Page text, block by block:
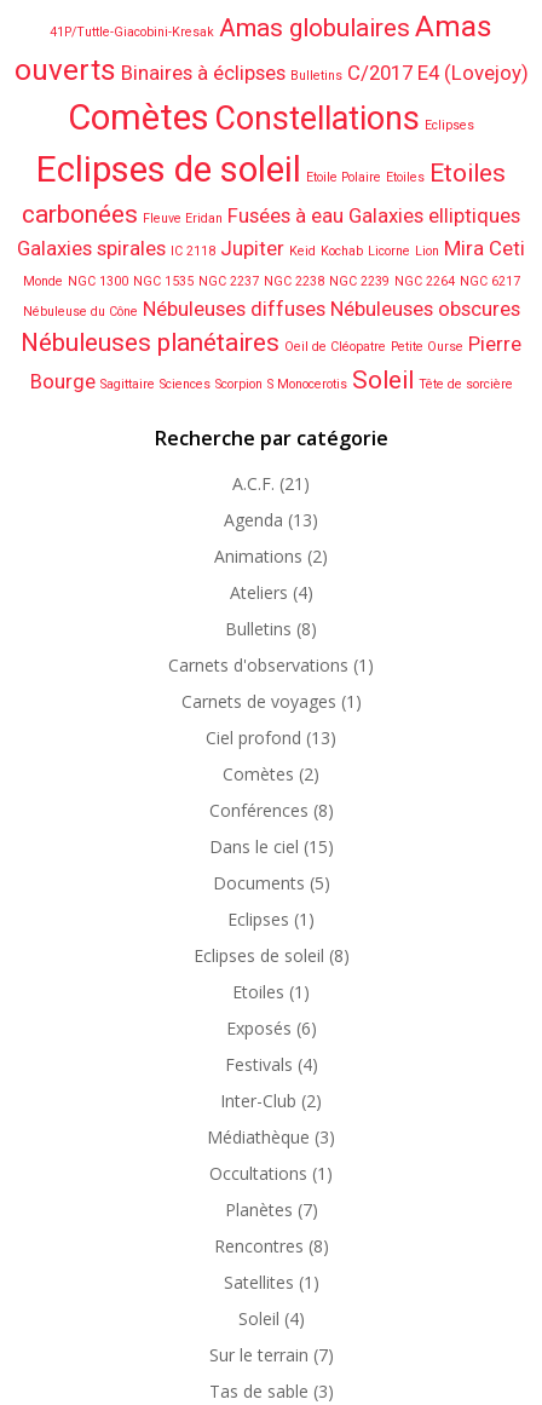
41P/Tuttle-Giacobini-Kresak Amas globulaires Amas
ouverts Binaires à éclipses Bulletins C/2017 E4 (Lovejoy)
Comètes Constellations Eclipses
Eclipses de soleil Etoile Polaire Etoiles Etoiles
carbonées Fleuve Eridan Fusées à eau Galaxies elliptiques
Galaxies spirales IC 2118 Jupiter Keid Kochab Licorne Lion Mira Ceti
Monde NGC 1300 NGC 1535 NGC 2237 NGC 2238 NGC 2239 NGC 2264 NGC 6217
Nébuleuse du Cône Nébuleuses diffuses Nébuleuses obscures
Nébuleuses planétaires Oeil de Cléopatre Petite Ourse Pierre
Bourge Sagittaire Sciences Scorpion S Monocerotis Soleil Tête de sorcière
Recherche par catégorie
A.C.F. (21)
Agenda (13)
Animations (2)
Ateliers (4)
Bulletins (8)
Carnets d'observations (1)
Carnets de voyages (1)
Ciel profond (13)
Comètes (2)
Conférences (8)
Dans le ciel (15)
Documents (5)
Eclipses (1)
Eclipses de soleil (8)
Etoiles (1)
Exposés (6)
Festivals (4)
Inter-Club (2)
Médiathèque (3)
Occultations (1)
Planètes (7)
Rencontres (8)
Satellites (1)
Soleil (4)
Sur le terrain (7)
Tas de sable (3)